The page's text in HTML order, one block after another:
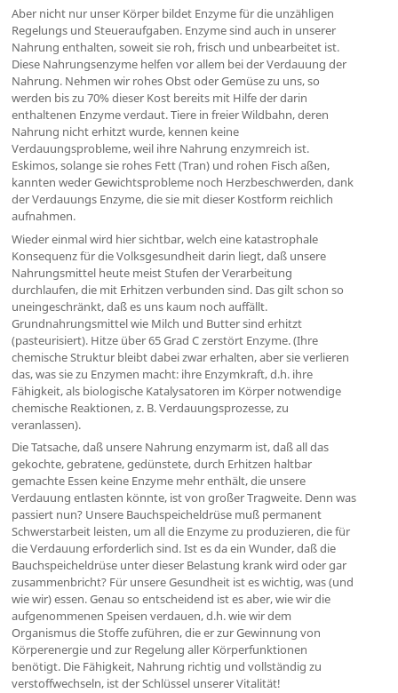
Aber nicht nur unser Körper bildet Enzyme für die unzähligen
Regelungs und Steueraufgaben. Enzyme sind auch in unserer
Nahrung enthalten, soweit sie roh, frisch und unbearbeitet ist.
Diese Nahrungsenzyme helfen vor allem bei der Verdauung der
Nahrung. Nehmen wir rohes Obst oder Gemüse zu uns, so
werden bis zu 70% dieser Kost bereits mit Hilfe der darin
enthaltenen Enzyme verdaut. Tiere in freier Wildbahn, deren
Nahrung nicht erhitzt wurde, kennen keine
Verdauungsprobleme, weil ihre Nahrung enzymreich ist.
Eskimos, solange sie rohes Fett (Tran) und rohen Fisch aßen,
kannten weder Gewichtsprobleme noch Herzbeschwerden, dank
der Verdauungs Enzyme, die sie mit dieser Kostform reichlich
aufnahmen.
Wieder einmal wird hier sichtbar, welch eine katastrophale
Konsequenz für die Volksgesundheit darin liegt, daß unsere
Nahrungsmittel heute meist Stufen der Verarbeitung
durchlaufen, die mit Erhitzen verbunden sind. Das gilt schon so
uneingeschränkt, daß es uns kaum noch auffällt.
Grundnahrungsmittel wie Milch und Butter sind erhitzt
(pasteurisiert). Hitze über 65 Grad C zerstört Enzyme. (Ihre
chemische Struktur bleibt dabei zwar erhalten, aber sie verlieren
das, was sie zu Enzymen macht: ihre Enzymkraft, d.h. ihre
Fähigkeit, als biologische Katalysatoren im Körper notwendige
chemische Reaktionen, z. B. Verdauungsprozesse, zu
veranlassen).
Die Tatsache, daß unsere Nahrung enzymarm ist, daß all das
gekochte, gebratene, gedünstete, durch Erhitzen haltbar
gemachte Essen keine Enzyme mehr enthält, die unsere
Verdauung entlasten könnte, ist von großer Tragweite. Denn was
passiert nun? Unsere Bauchspeicheldrüse muß permanent
Schwerstarbeit leisten, um all die Enzyme zu produzieren, die für
die Verdauung erforderlich sind. Ist es da ein Wunder, daß die
Bauchspeicheldrüse unter dieser Belastung krank wird oder gar
zusammenbricht? Für unsere Gesundheit ist es wichtig, was (und
wie wir) essen. Genau so entscheidend ist es aber, wie wir die
aufgenommenen Speisen verdauen, d.h. wie wir dem
Organismus die Stoffe zuführen, die er zur Gewinnung von
Körperenergie und zur Regelung aller Körperfunktionen
benötigt. Die Fähigkeit, Nahrung richtig und vollständig zu
verstoffwechseln, ist der Schlüssel unserer Vitalität!